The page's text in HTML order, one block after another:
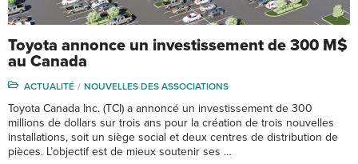
Toyota annonce un investissement de 300 M$
au Canada
ACTUALITÉ NOUVELLES DES ASSOCIATIONS
Toyota Canada Inc. (TCI) a annoncé un investissement de 300
millions de dollars sur trois ans pour la création de trois nouvelles
installations, soit un siège social et deux centres de distribution de
pièces. L’objectif est de mieux soutenir ses …